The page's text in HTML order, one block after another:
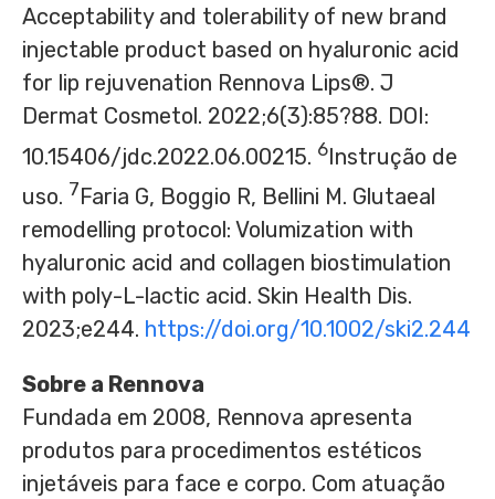
Acceptability and tolerability of new brand
injectable product based on hyaluronic acid
for lip rejuvenation Rennova Lips®. J
Dermat Cosmetol. 2022;6(3):85?88. DOI:
10.15406/jdc.2022.06.00215. 6Instrução de
uso. 7Faria G, Boggio R, Bellini M. Glutaeal
remodelling protocol: Volumization with
hyaluronic acid and collagen biostimulation
with poly-L-lactic acid. Skin Health Dis.
2023;e244. https://doi.org/10.1002/ski2.244
Sobre a Rennova
Fundada em 2008, Rennova apresenta
produtos para procedimentos estéticos
injetáveis para face e corpo. Com atuação